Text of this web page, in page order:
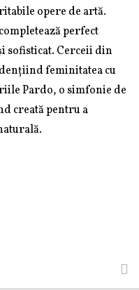
opere de artă.
perfect
sofisticat. Cerceii din
feminitatea cu
Pardo, o simfonie de
creată pentru a